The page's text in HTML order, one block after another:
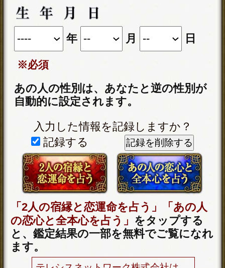
※全角15文字以内、省略可
一部使用できない文字がございます。
年 月 日
※必須
入力した情報を記録しますか？
記録する